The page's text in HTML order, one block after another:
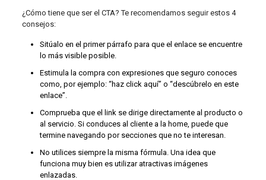
¿Cómo tiene que ser el CTA? Te recomendamos seguir estos 4
consejos:
Sitúalo en el primer párrafo para que el enlace se encuentre
lo más visible posible.
Estimula la compra con expresiones que seguro conoces
como, por ejemplo: “haz click aquí” o “descúbrelo en este
enlace”.
Comprueba que el link se dirige directamente al producto o
al servicio. Si conduces al cliente a la home, puede que
termine navegando por secciones que no te interesan.
No utilices siempre la misma fórmula. Una idea que
funciona muy bien es utilizar atractivas imágenes
enlazadas.